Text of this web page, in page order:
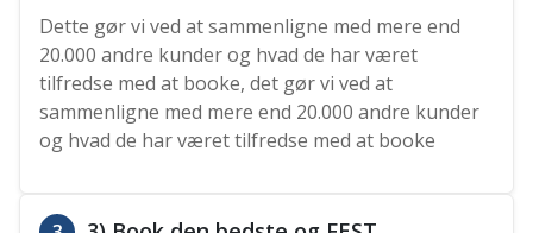
Dette gør vi ved at sammenligne med mere end
20.000 andre kunder og hvad de har været
tilfredse med at booke, det gør vi ved at
sammenligne med mere end 20.000 andre kunder
og hvad de har været tilfredse med at booke